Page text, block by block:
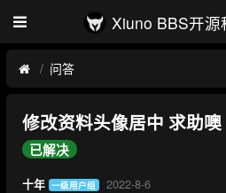
Xiuno BBS开
问答
修改资料头像居中 求助噢
已解决
十年 一级用户组 2022-8-6